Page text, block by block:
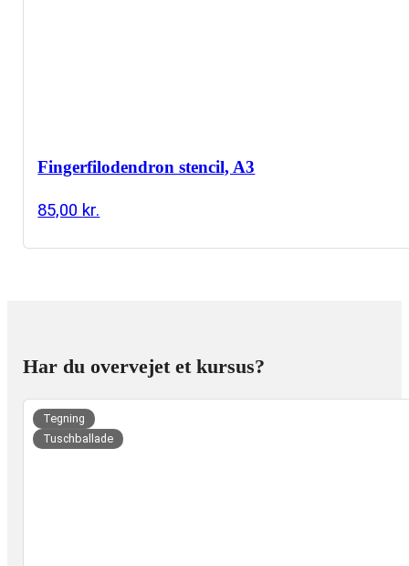
Fingerfilodendron stencil, A3
85,00 kr.
Har du overvejet et kursus?
Tegning
Tuschballade